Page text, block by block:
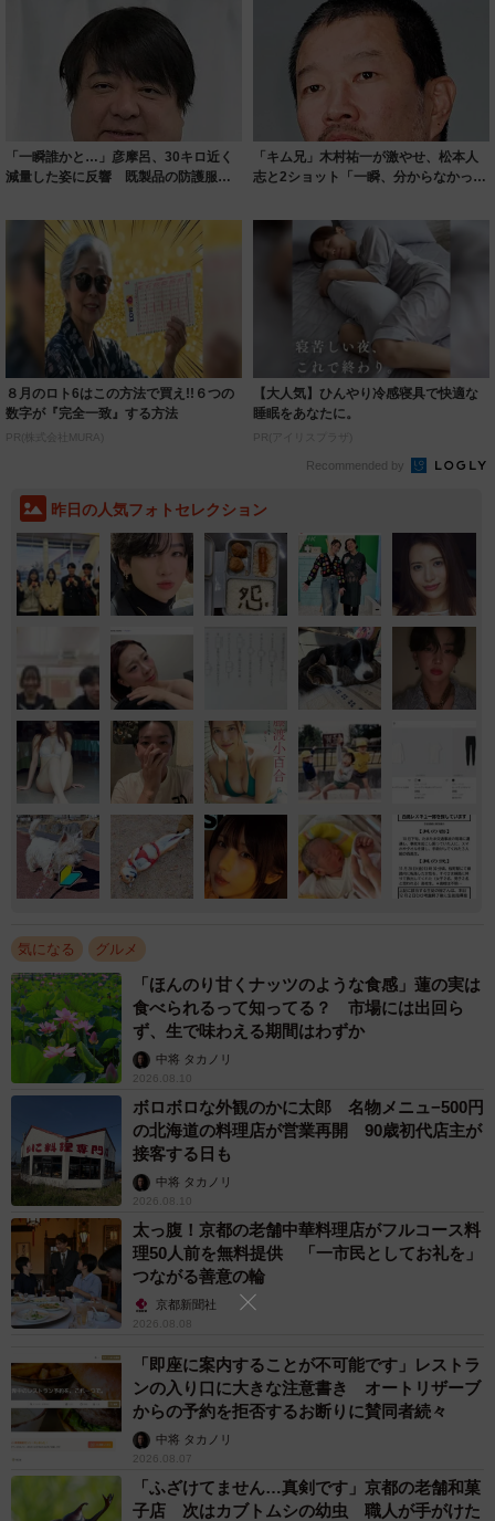
「一瞬誰かと…」彦摩呂、30キロ近く
減量した姿に反響 既製品の防護服が
「キム兄」木村祐一が激やせ、松本人
志と2ショット「一瞬、分からなかった
８月のロト6はこの方法で買え!!６つの
数字が『完全一致』する方法
PR(株式会社MURA)
【大人気】ひんやり冷感寝具で快適な
睡眠をあなたに。
PR(アイリスプラザ)
Recommended by
昨日の人気フォトセレクション
気になる グルメ
「ほんのり甘くナッツのような食感」蓮の実は
食べられるって知ってる？ 市場には出回ら
ず、生で味わえる期間はわずか
中将 タカノリ
2026.08.10
ボロボロな外観のかに太郎 名物メニュ−500円
の北海道の料理店が営業再開 90歳初代店主が
接客する日も
中将 タカノリ
2026.08.10
太っ腹！京都の老舗中華料理店がフルコース料
理50人前を無料提供 「一市民としてお礼を」
つながる善意の輪
京都新聞社
2026.08.08
「即座に案内することが不可能です」レストラ
ンの入り口に大きな注意書き オートリザーブ
からの予約を拒否するお断りに賛同者続々
中将 タカノリ
2026.08.07
「ふざけてません…真剣です」京都の老舗和菓
子店 次はカブトムシの幼虫 職人が手がけた